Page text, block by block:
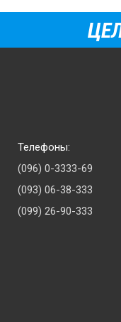
Телефоны:
(096) 0-3333-69
(093) 06-38-333
(099) 26-90-333